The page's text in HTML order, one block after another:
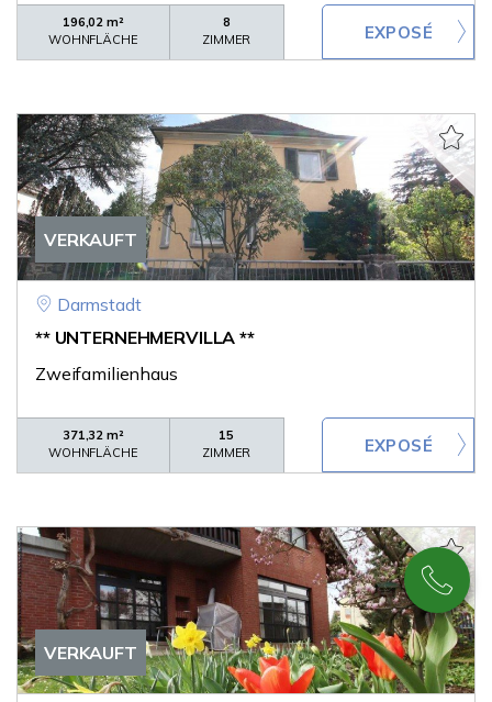
196,02 m²
WOHNFLÄCHE
8
ZIMMER
VERKAUFT
Darmstadt
** UNTERNEHMERVILLA **
Zweifamilienhaus
371,32 m²
WOHNFLÄCHE
15
ZIMMER
VERKAUFT